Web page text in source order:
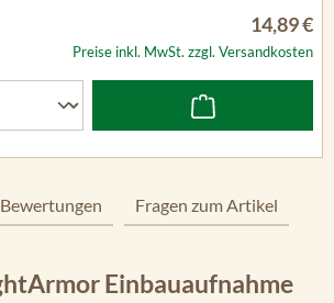
14,89 €
Preise inkl. MwSt. zzgl. Versandkosten
Bewertungen Fragen zum Artikel
Einbauaufnahme